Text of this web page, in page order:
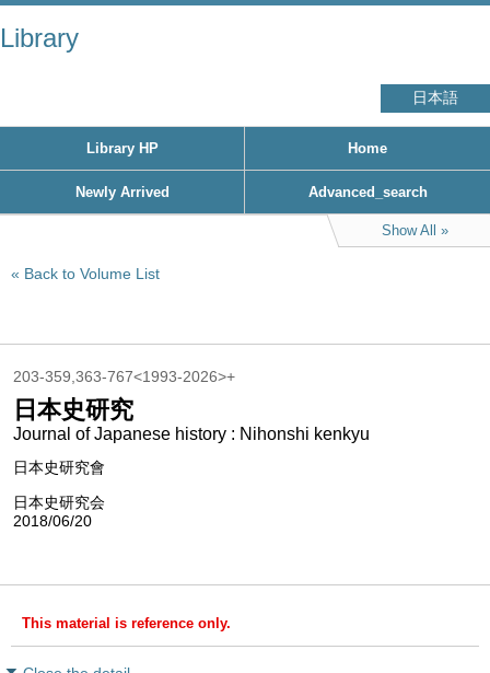
Library
日本語
Library HP Home
Newly Arrived Advanced_search
Show All
Back to Volume List
203-359,363-767<1993-2026>+
日本史研究
Journal of Japanese history : Nihonshi kenkyu
日本史研究會
日本史研究会
2018/06/20
This material is reference only.